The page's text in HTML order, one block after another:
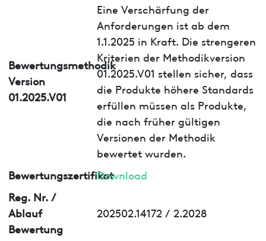
Bewertungsmethodik
Version
01.2025.V01
Eine Verschärfung der
Anforderungen ist ab dem
1.1.2025 in Kraft. Die strengeren
Kriterien der Methodikversion
01.2025.V01 stellen sicher, dass
die Produkte höhere Standards
erfüllen müssen als Produkte,
die nach früher gültigen
Versionen der Methodik
bewertet wurden.
BewertungszertifikatDownload
Reg. Nr. /
Ablauf
Bewertung
202502.14172 / 2.2028